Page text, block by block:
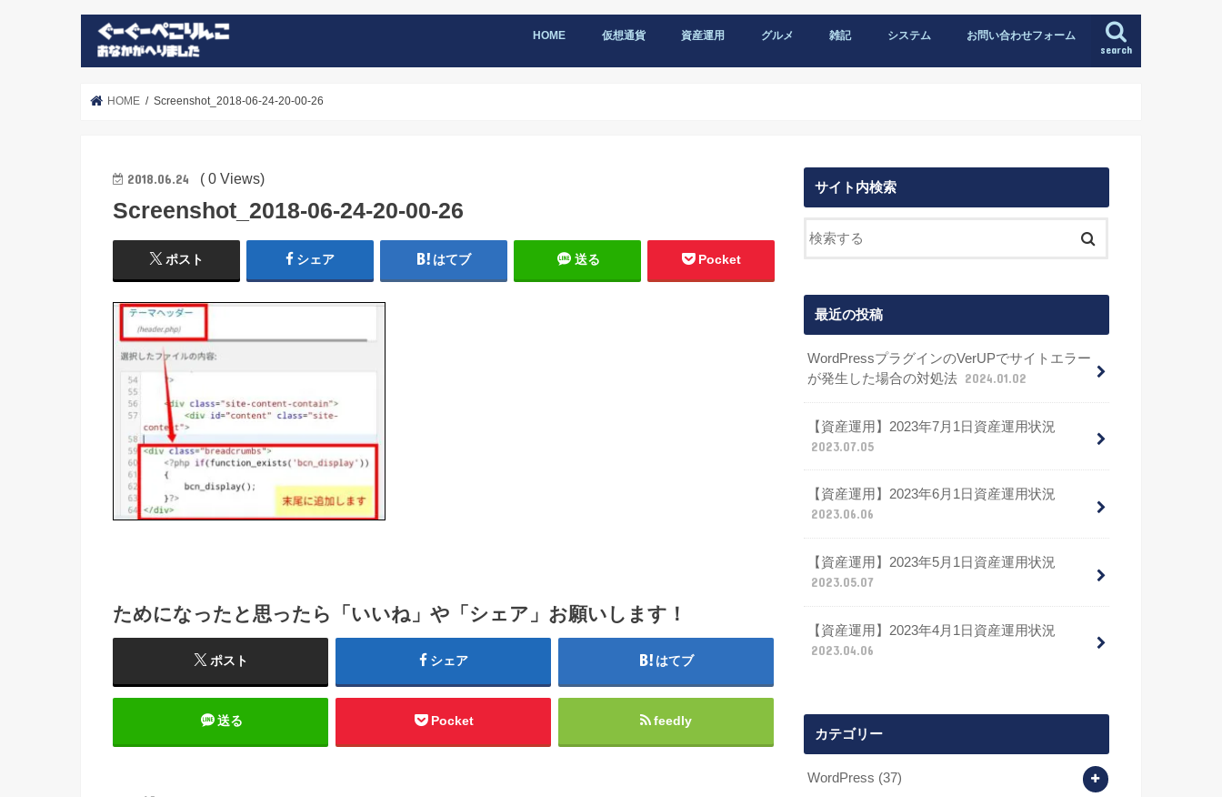
search
HOME 仮想通貨 資産運用 グルメ 雑記 システム お問い合わせフォーム
HOME Screenshot_2018-06-24-20-00-26
2018.06.24 ( 0 Views)
Screenshot_2018-06-24-20-00-26
ポスト シェア はてブ 送る Pocket
ためになったと思ったら「いいね」や「シェア」お願いします！
ポスト シェア はてブ
送る Pocket feedly
サイト内検索
最近の投稿
WordPressプラグインのVerUPでサイトエラー
が発生した場合の対処法 2024.01.02
【資産運用】2023年7月1日資産運用状況
2023.07.05
【資産運用】2023年6月1日資産運用状況
2023.06.06
【資産運用】2023年5月1日資産運用状況
2023.05.07
【資産運用】2023年4月1日資産運用状況
2023.04.06
カテゴリー
WordPress (37)